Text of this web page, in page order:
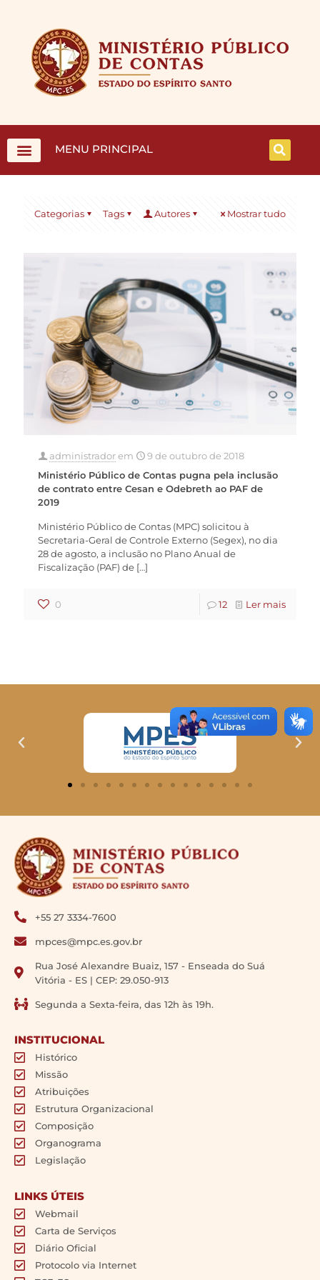
MENU PRINCIPAL
Categorias Tags Autores Mostrar tudo
administradorem
9 de outubro de 2018
Ministério Público de Contas pugna pela inclusão
de contrato entre Cesan e Odebreth ao PAF de
2019
Ministério Público de Contas (MPC) solicitou à
Secretaria-Geral de Controle Externo (Segex), no dia
28 de agosto, a inclusão no Plano Anual de
Fiscalização (PAF) de […]
0 12 Ler mais
+55 27 3334-7600
mpces@mpc.es.gov.br
Rua José Alexandre Buaiz, 157 - Enseada do Suá
Vitória - ES | CEP: 29.050-913
Segunda a Sexta-feira, das 12h às 19h.
INSTITUCIONAL
Histórico
Missão
Atribuições
Estrutura Organizacional
Composição
Organograma
Legislação
LINKS ÚTEIS
Webmail
Carta de Serviços
Diário Oficial
Protocolo via Internet